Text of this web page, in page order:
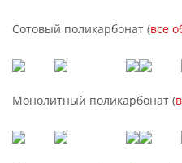
Сотовый поликарбонат (все
Монолитный поликарбонат (